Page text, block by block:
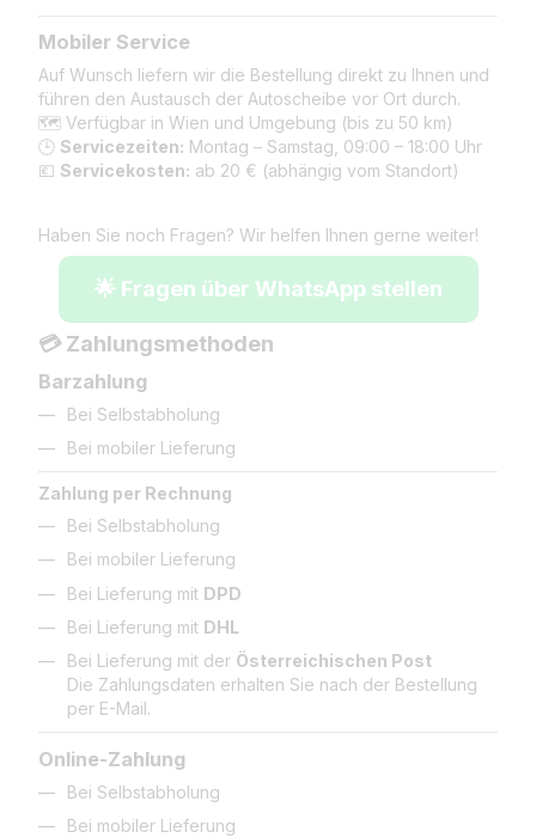
Mobiler Service
Auf Wunsch liefern wir die Bestellung direkt zu Ihnen und
führen den Austausch der Autoscheibe vor Ort durch.
🗺️ Verfügbar in Wien und Umgebung (bis zu 50 km)
🕒 Servicezeiten: Montag – Samstag, 09:00 – 18:00 Uhr
💶 Servicekosten: ab 20 € (abhängig vom Standort)
Haben Sie noch Fragen? Wir helfen Ihnen gerne weiter!
🌟 Fragen über WhatsApp stellen
💳 Zahlungsmethoden
Barzahlung
Bei Selbstabholung
Bei mobiler Lieferung
Zahlung per Rechnung
Bei Selbstabholung
Bei mobiler Lieferung
Bei Lieferung mit DPD
Bei Lieferung mit DHL
Bei Lieferung mit der Österreichischen Post
Die Zahlungsdaten erhalten Sie nach der Bestellung
per E-Mail.
Online-Zahlung
Bei Selbstabholung
Bei mobiler Lieferung